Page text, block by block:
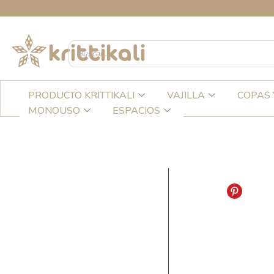
contenido
PRODUCTO KRITTIKALI VAJILLA COPAS
MONOUSO
ESPACIOS